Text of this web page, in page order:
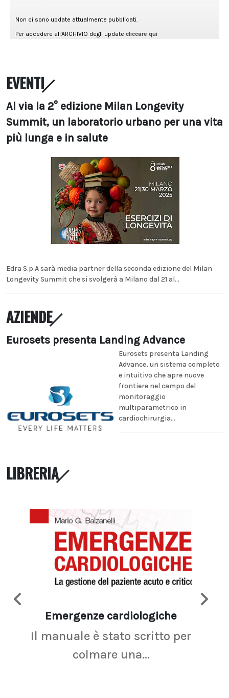
EVENTI
Al via la 2° edizione Milan Longevity
Summit, un laboratorio urbano per una vita
più lunga e in salute
Edra S.p.A sarà media partner della seconda edizione del Milan
Longevity Summit che si svolgerà a Milano dal 21 al...
AZIENDE
Eurosets presenta Landing Advance
Eurosets presenta Landing
Advance, un sistema completo
e intuitivo che apre nuove
frontiere nel campo del
monitoraggio
multiparametrico in
cardiochirurgia...
LIBRERIA
Emergenze cardiologiche
Il manuale è stato scritto per
colmare una...